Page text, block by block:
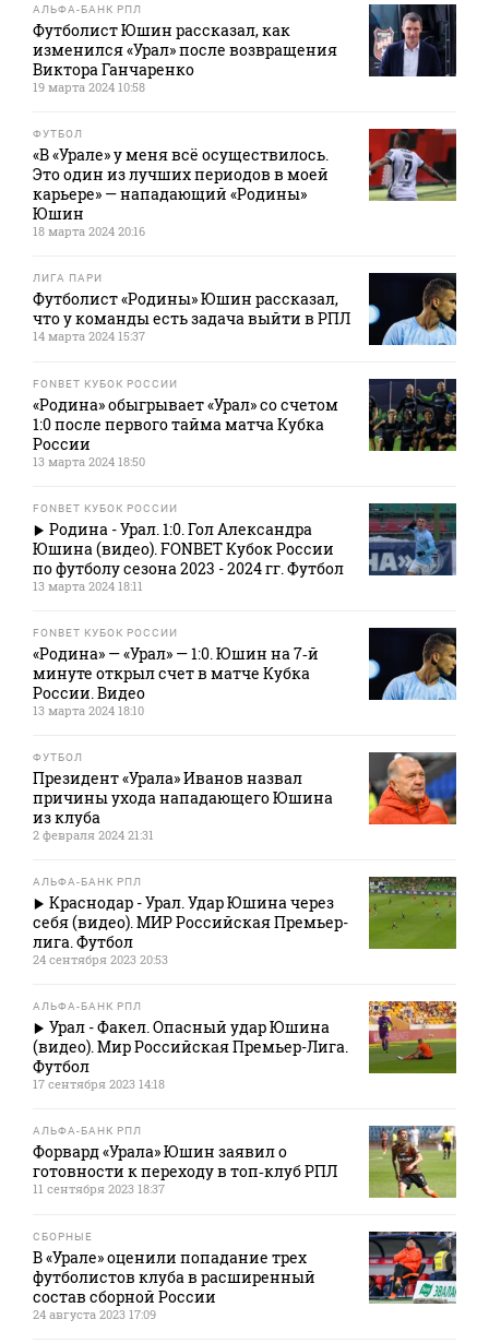
АЛЬФА-БАНК РПЛ
Футболист Юшин рассказал, как
изменился «Урал» после возвращения
Виктора Ганчаренко
19 марта 2024 10:58
ФУТБОЛ
«В «Урале» у меня всё осуществилось.
Это один из лучших периодов в моей
карьере» — нападающий «Родины»
Юшин
18 марта 2024 20:16
ЛИГА ПАРИ
Футболист «Родины» Юшин рассказал,
что у команды есть задача выйти в РПЛ
14 марта 2024 15:37
FONBET КУБОК РОССИИ
«Родина» обыгрывает «Урал» со счетом
1:0 после первого тайма матча Кубка
России
13 марта 2024 18:50
FONBET КУБОК РОССИИ
Родина - Урал. 1:0. Гол Александра
Юшина (видео). FONBET Кубок России
по футболу сезона 2023 - 2024 гг. Футбол
13 марта 2024 18:11
FONBET КУБОК РОССИИ
«Родина» — «Урал» — 1:0. Юшин на 7‑й
минуте открыл счет в матче Кубка
России. Видео
13 марта 2024 18:10
ФУТБОЛ
Президент «Урала» Иванов назвал
причины ухода нападающего Юшина
из клуба
2 февраля 2024 21:31
АЛЬФА-БАНК РПЛ
Краснодар - Урал. Удар Юшина через
себя (видео). МИР Российская Премьер-
лига. Футбол
24 сентября 2023 20:53
АЛЬФА-БАНК РПЛ
Урал - Факел. Опасный удар Юшина
(видео). Мир Российская Премьер-Лига.
Футбол
17 сентября 2023 14:18
АЛЬФА-БАНК РПЛ
Форвард «Урала» Юшин заявил о
готовности к переходу в топ‑клуб РПЛ
11 сентября 2023 18:37
СБОРНЫЕ
В «Урале» оценили попадание трех
футболистов клуба в расширенный
состав сборной России
24 августа 2023 17:09